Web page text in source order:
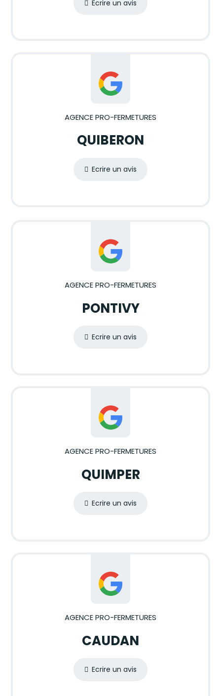
Ecrire un avis
AGENCE PRO-FERMETURES
QUIBERON
Ecrire un avis
AGENCE PRO-FERMETURES
PONTIVY
Ecrire un avis
AGENCE PRO-FERMETURES
QUIMPER
Ecrire un avis
AGENCE PRO-FERMETURES
CAUDAN
Ecrire un avis